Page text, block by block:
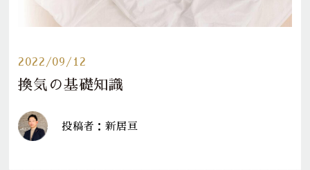
2022/09/12
換気の基礎知識
投稿者：新居亘